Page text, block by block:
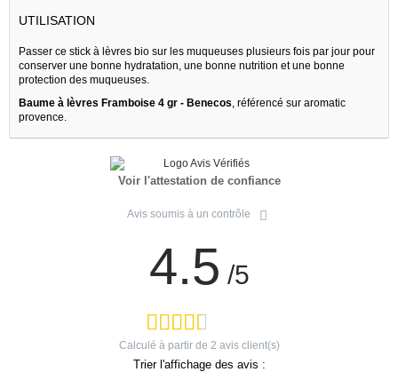
UTILISATION
Passer ce stick à lèvres bio sur les muqueuses plusieurs fois par jour pour
conserver une bonne hydratation, une bonne nutrition et une bonne
protection des muqueuses.
Baume à lèvres Framboise 4 gr - Benecos, référencé sur aromatic
provence.
Voir l'attestation de confiance
Avis soumis à un contrôle
4.5 /5
Calculé à partir de 2 avis client(s)
Trier l'affichage des avis :